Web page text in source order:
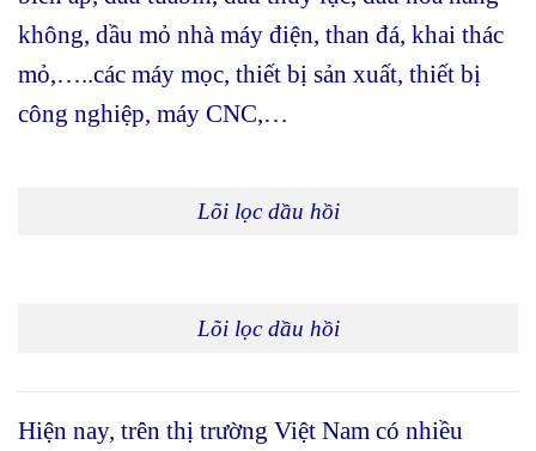
không, dầu mỏ nhà máy điện, than đá, khai thác
mỏ,…..các máy mọc, thiết bị sản xuất, thiết bị
công nghiệp, máy CNC,…
Lõi lọc dầu hồi
Lõi lọc dầu hồi
Hiện nay, trên thị trường Việt Nam có nhiều